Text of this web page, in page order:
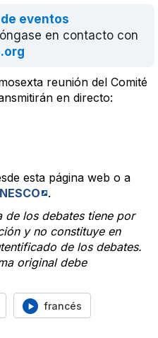
eventos
en contacto con
reunión del Comité
en directo:
esta página web o a
.
de los debates tiene por
y no constituye en
de los debates.
original debe
francés